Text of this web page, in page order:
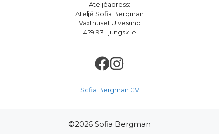
Ateljéadress:
Ateljé Sofia Bergman
Växthuset Ulvesund
459 93 Ljungskile
Sofia Bergman CV
©2026 Sofia Bergman